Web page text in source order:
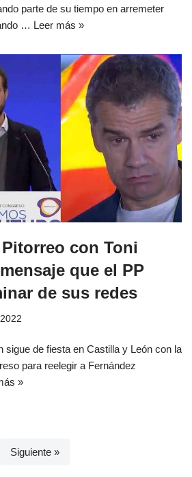
parte de su tiempo en arremeter
… Leer más »
Pitorreo con Toni
que el PP
de sus redes
sigue de fiesta en Castilla y León con la
para reelegir a Fernández
»
Siguiente »